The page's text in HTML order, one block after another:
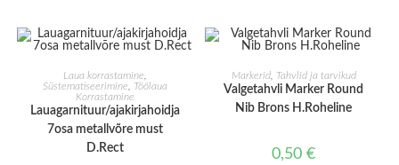
LISA KORVI
Laua korrastamine
Süstematiseerimine
Töölaua
Korrastamine
Lauagarnituur/ajakirjahoidja
7osa metallvõre must
D.Rect
LISA KORVI
Markerid, Tahvlid ja tarvikud
Valgetahvli Marker Round
Nib Brons H.Roheline
0,50€